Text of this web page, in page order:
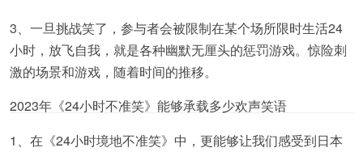
3、一旦挑战笑了，参与者会被限制在某个场所限时生活24
小时，放飞自我，就是各种幽默无厘头的惩罚游戏。惊险刺
激的场景和游戏，随着时间的推移。
2023年《24小时不准笑》能够承载多少欢声笑语
1、在《24小时境地不准笑》中，更能够让我们感受到日本